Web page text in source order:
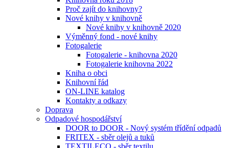
Proč zajít do knihovny?
Nové knihy v knihovně
Nové knihy v knihovně 2020
Výměnný fond - nové knihy
Fotogalerie
Fotogalerie - knihovna 2020
Fotogalerie knihovna 2022
Kniha o obci
Knihovní řád
ON-LINE katalog
Kontakty a odkazy
Doprava
Odpadové hospodářství
DOOR to DOOR - Nový systém třídění odpadů
FRITEX - sběr olejů a tuků
TEXTILECO - sběr textilu